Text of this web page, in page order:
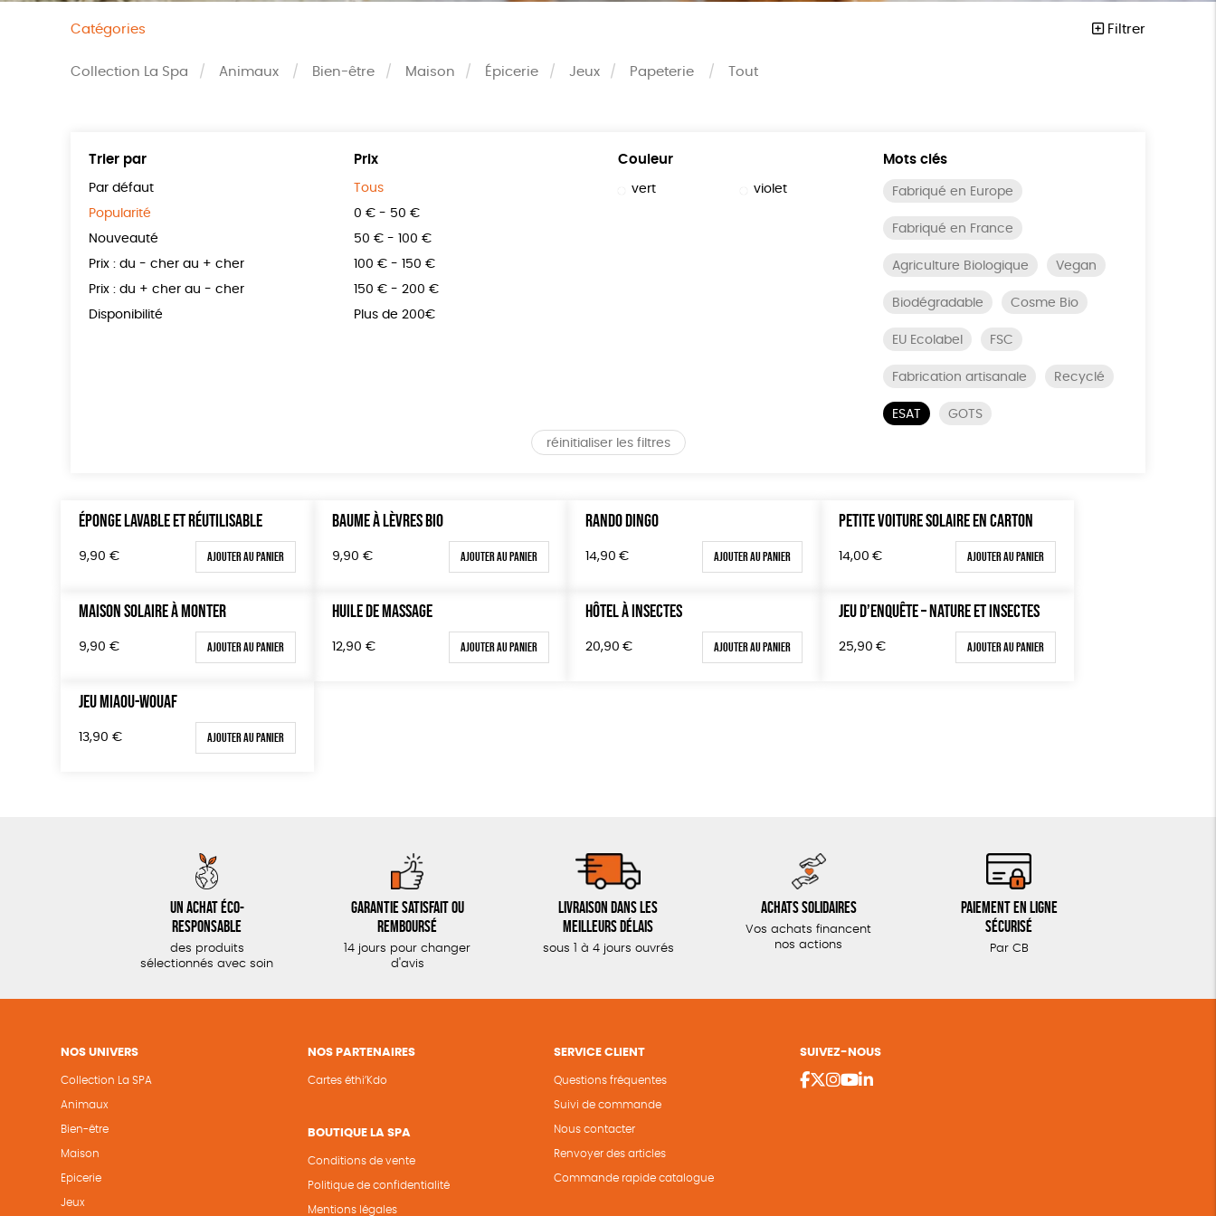
Catégories Filtrer
Collection La Spa Animaux Bien-être Maison Épicerie Jeux Papeterie Tout
Trier par
Par défaut
Popularité
Nouveauté
Prix : du - cher au + cher
Prix : du + cher au - cher
Disponibilité
Prix
Tous
0 € - 50 €
50 € - 100 €
100 € - 150 €
150 € - 200 €
Plus de 200€
Couleur
vert violet
Mots clés
Fabriqué en Europe
Fabriqué en France
Agriculture Biologique Vegan
Biodégradable Cosme Bio
EU Ecolabel FSC
Fabrication artisanale Recyclé
ESAT GOTS
réinitialiser les filtres
ÉPONGE LAVABLE ET RÉUTILISABLE
9,90 € Ajouter au panier
BAUME À LÈVRES BIO
9,90 € Ajouter au panier
RANDO DINGO
14,90 € Ajouter au panier
PETITE VOITURE SOLAIRE EN CARTON
14,00 € Ajouter au panier
MAISON SOLAIRE À MONTER
9,90 € Ajouter au panier
HUILE DE MASSAGE
12,90 € Ajouter au panier
HÔTEL À INSECTES
20,90 € Ajouter au panier
JEU D’ENQUÊTE – NATURE ET INSECTES
25,90 € Ajouter au panier
JEU MIAOU-WOUAF
13,90 € Ajouter au panier
Un achat éco-
responsable
des produits
sélectionnés avec soin
Garantie satisfait ou
remboursé
14 jours pour changer
d'avis
Livraison dans les
meilleurs délais
sous 1 à 4 jours ouvrés
Achats solidaires
Vos achats financent
nos actions
Paiement en ligne
sécurisé
Par CB
NOS UNIVERS
Collection La SPA
Animaux
Bien-être
Maison
Epicerie
Jeux
NOS PARTENAIRES
Cartes éthi’Kdo
BOUTIQUE LA SPA
Conditions de vente
Politique de confidentialité
Mentions légales
SERVICE CLIENT
Questions fréquentes
Suivi de commande
Nous contacter
Renvoyer des articles
Commande rapide catalogue
SUIVEZ-NOUS